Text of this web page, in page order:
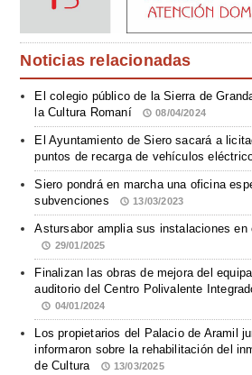
Noticias relacionadas
El colegio público de la Sierra de
la Cultura Romaní
08/04/2024
El Ayuntamiento de Siero sacará a
puntos de recarga de vehículos
Siero pondrá en marcha una oficina
subvenciones
13/03/2023
Astursabor amplia sus instalaciones en
29/01/2025
Finalizan las obras de mejora del
auditorio del Centro Polivalente
04/01/2024
Los propietarios del Palacio de Aramil
informaron sobre la rehabilitación del
de Cultura
13/03/2025